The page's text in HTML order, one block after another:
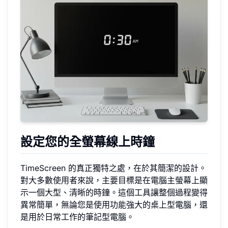
設定您的全螢幕線上時鐘
TimeScreen 的真正獨特之處，在於其簡潔的設計。
對大多數使用者來說，主要目標是在電腦主螢幕上顯
示一個大型、清晰的時鐘。這個工具讓整個過程變得
異常簡單，無論您是使用功能強大的桌上型電腦，還
是用於日常工作的筆記型電腦。